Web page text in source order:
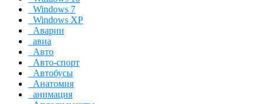
Windows 7
Windows XP
Аварии
авиа
Авто
Авто-спорт
Автобусы
Анатомия
анимация